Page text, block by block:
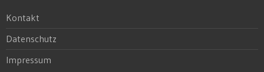
Kontakt
Datenschutz
Impressum